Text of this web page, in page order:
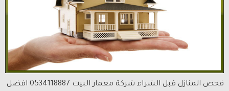
فحص المنازل قبل الشراء شركة معمار البيت 0534118887 افضل